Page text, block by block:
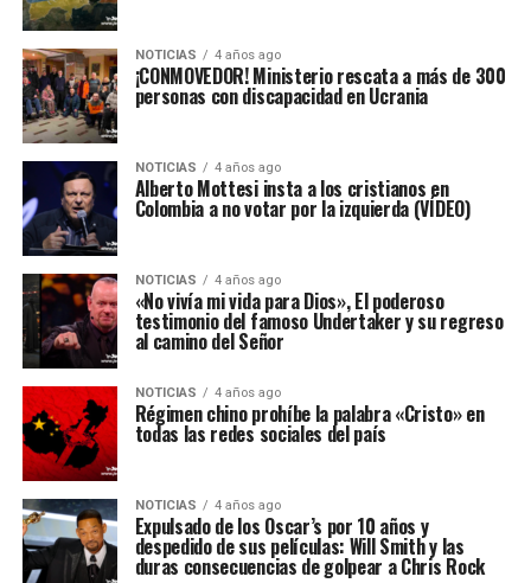
NOTICIAS 4 años ago
¡CONMOVEDOR! Ministerio rescata a más de 300
personas con discapacidad en Ucrania
NOTICIAS 4 años ago
Alberto Mottesi insta a los cristianos en
Colombia a no votar por la izquierda (VÍDEO)
NOTICIAS 4 años ago
«No vivía mi vida para Dios», El poderoso
testimonio del famoso Undertaker y su regreso
al camino del Señor
NOTICIAS 4 años ago
Régimen chino prohíbe la palabra «Cristo» en
todas las redes sociales del país
NOTICIAS 4 años ago
Expulsado de los Oscar’s por 10 años y
despedido de sus películas: Will Smith y las
duras consecuencias de golpear a Chris Rock